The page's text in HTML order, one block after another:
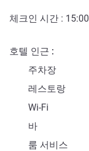
체크인 시간 : 15:00
호텔 인근
주차장
레스토랑
Wi-Fi
바
룸 서비스